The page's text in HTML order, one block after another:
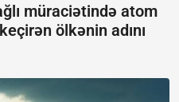
müraciətində atom
ölkənin adını